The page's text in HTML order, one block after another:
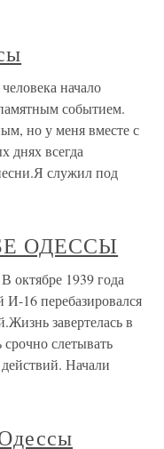
начало
событием.
но у меня вместе с
днях всегда
служил под
ОДЕССЫ
1939 года
И-16 перебазировался
завертелась в
слетывать
Начали